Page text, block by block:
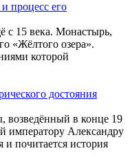
процесс его
с 15 века. Монастырь,
«Жёлтого озера».
которой
достояния
возведённый в конце 19
императору Александру
и почитается история